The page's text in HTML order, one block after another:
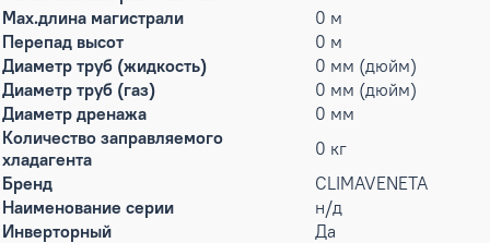
Max.длина магистрали
0 м
Перепад высот
0 м
Диаметр труб (жидкость)
0 мм (дюйм)
Диаметр труб (газ)
0 мм (дюйм)
Диаметр дренажа
0 мм
Количество заправляемого
хладагента
0 кг
Бренд
CLIMAVENETA
Наименование серии
н/д
Инверторный
Да